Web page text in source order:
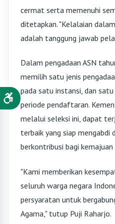
cermat serta memenuhi
ditetapkan. "Kelalaian
adalah tanggung jawab
Dalam pengadaan ASN
memilih satu jenis
pada satu instansi, dan
periode pendaftaran.
melalui seleksi ini, dapat
terbaik yang siap mengabdi
berkontribusi bagi
"Kami memberikan
seluruh warga negara
persyaratan untuk
Agama," tutup Puji Raharjo.